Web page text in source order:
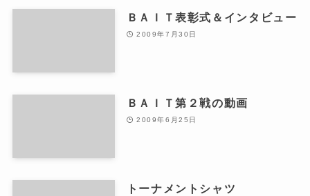
ＢＡＩＴ表彰式＆インタビュー
2009年7月30日
ＢＡＩＴ第２戦の動画
2009年6月25日
トーナメントシャツ